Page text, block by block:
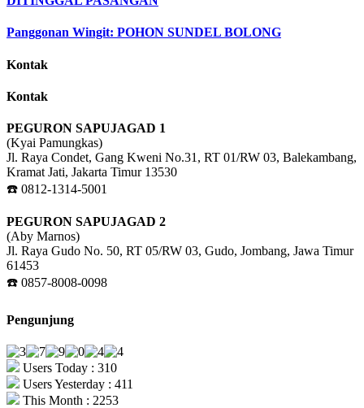
Panggonan Wingit: POHON SUNDEL BOLONG
Kontak
Kontak
PEGURON SAPUJAGAD 1
(Kyai Pamungkas)
Jl. Raya Condet, Gang Kweni No.31, RT 01/RW 03, Balekambang,
Kramat Jati, Jakarta Timur 13530
☎️ 0812-1314-5001
PEGURON SAPUJAGAD 2
(Aby Marnos)
Jl. Raya Gudo No. 50, RT 05/RW 03, Gudo, Jombang, Jawa Timur
61453
☎️ 0857-8008-0098
Pengunjung
Users Today : 310
Users Yesterday : 411
This Month : 2253